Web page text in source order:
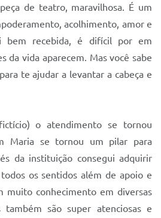
de teatro, maravilhosa. É um
acolhimento, amor e
bem recebida, é difícil por em
da vida aparecem. Mas você sabe
te ajudar a levantar a cabeça e
o atendimento se tornou
Maria se tornou um pilar para
da instituição consegui adquirir
os sentidos além de apoio e
muito conhecimento em diversas
também são super atenciosas e